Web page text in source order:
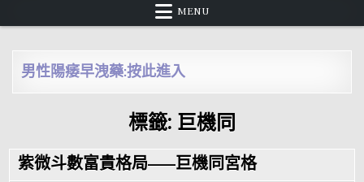
MENU
男性陽痿早洩藥:按此進入
標籤: 巨機同
紫微斗數富貴格局——巨機同宮格